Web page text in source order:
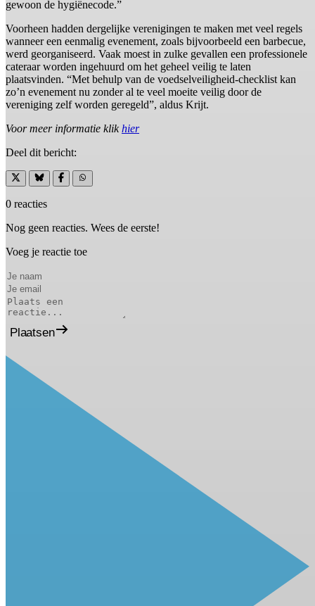
gewoon de hygiënecode.”
Voorheen hadden dergelijke verenigingen te maken met veel regels
wanneer een eenmalig evenement, zoals bijvoorbeeld een barbecue,
werd georganiseerd. Vaak moest in zulke gevallen een professionele
cateraar worden ingehuurd om het geheel veilig te laten
plaatsvinden. “Met behulp van de voedselveiligheid-checklist kan
zo’n evenement nu zonder al te veel moeite veilig door de
vereniging zelf worden geregeld”, aldus Krijt.
Voor meer informatie klikhier
Deel dit bericht:
0 reacties
Nog geen reacties. Wees de eerste!
Voeg je reactie toe
Plaatsen